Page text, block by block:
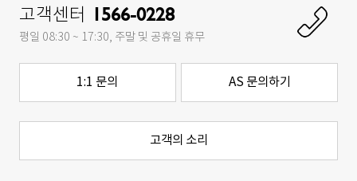
고객센터 1566-0228
평일 08:30 ~ 17:30, 주말 및 공휴일 휴무
객
센
전
1:1 문의 AS 문의하기
고객의 소리